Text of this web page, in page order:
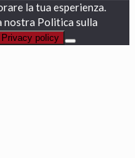
la tua esperienza.
nostra Politica sulla
Privacy policy